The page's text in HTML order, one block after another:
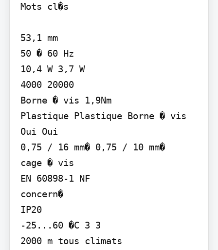
Mots cl�s
53,1 mm
50 � 60 Hz
10,4 W 3,7 W
4000 20000
Borne � vis 1,9Nm
Plastique Plastique Borne � vis
Oui Oui
0,75 / 16 mm� 0,75 / 10 mm�
cage � vis
EN 60898-1 NF
concern�
IP20
-25...60 �C 3 3
2000 m tous climats